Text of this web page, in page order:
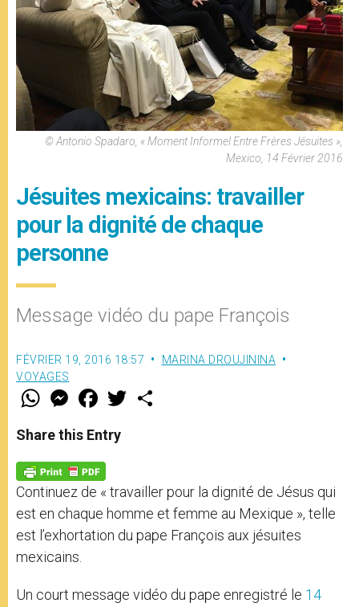
© Antonio Spadaro, « Moment Informel Entre Frères Jésuites »,
Mexico, 14 Février 2016
Jésuites mexicains: travailler
pour la dignité de chaque
personne
Message vidéo du pape François
FÉVRIER 19, 2016 18:57
MARINA DROUJININA
VOYAGES
W
t
s
p
p
M
e
s
e
g
e
r
F
a
e
b
o
k
w
Share this Entry
Continuez de « travailler pour la dignité de Jésus qui
est en chaque homme et femme au Mexique », telle
est l’exhortation du pape François aux jésuites
mexicains.
Un court message vidéo du pape enregistré le 14